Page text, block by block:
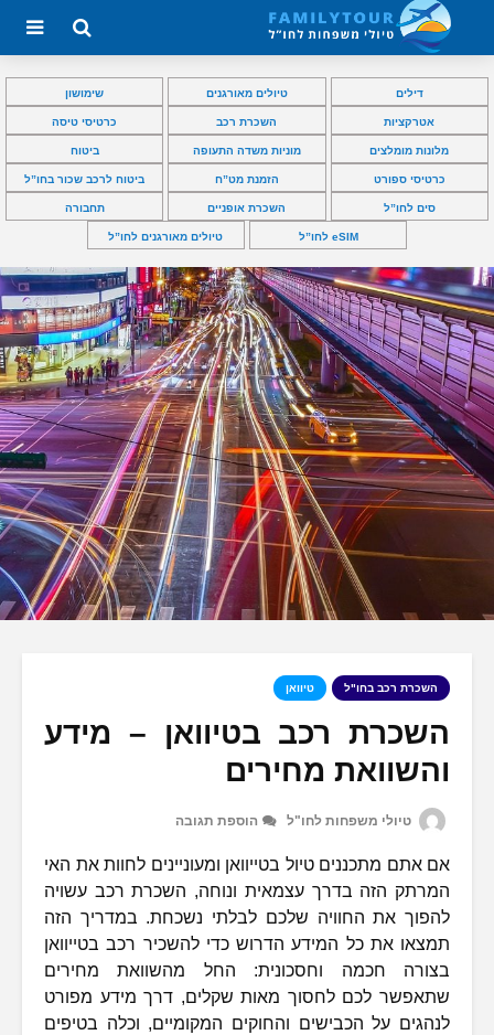
דילים טיולים מאורגנים שימושון
אטרקציות השכרת רכב כרטיסי טיסה
מלונות מומלצים מוניות משדה התעופה ביטוח
כרטיסי ספורט הזמנת מט”ח ביטוח לרכב שכור בחו”ל
סים לחו”ל השכרת אופניים תחבורה
eSIM לחו”ל טיולים מאורגנים לחו”ל
השכרת רכב בחו"ל טיוואן
השכרת רכב בטיוואן – מידע
והשוואת מחירים
טיולי משפחות לחו"ל הוספת תגובה
אם אתם מתכננים טיול בטייוואן ומעוניינים לחוות את האי
המרתק הזה בדרך עצמאית ונוחה, השכרת רכב עשויה
להפוך את החוויה שלכם לבלתי נשכחת. במדריך הזה
תמצאו את כל המידע הדרוש כדי להשכיר רכב בטייוואן
בצורה חכמה וחסכונית: החל מהשוואת מחירים
שתאפשר לכם לחסוך מאות שקלים, דרך מידע מפורט
לנהגים על הכבישים והחוקים המקומיים, וכלה בטיפים